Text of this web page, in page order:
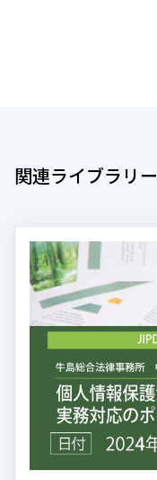
関連ライブラリー